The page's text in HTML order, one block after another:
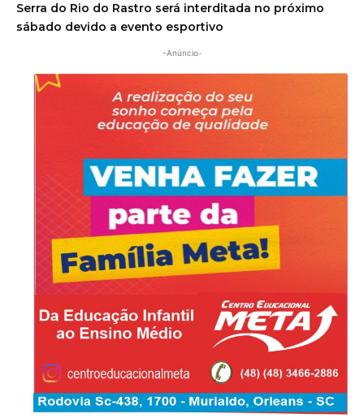
Serra do Rio do Rastro será interditada no próximo
sábado devido a evento esportivo
-Anúncio-